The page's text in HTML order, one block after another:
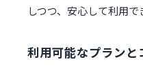
しつつ、安心して利用で
利用可能なプラン